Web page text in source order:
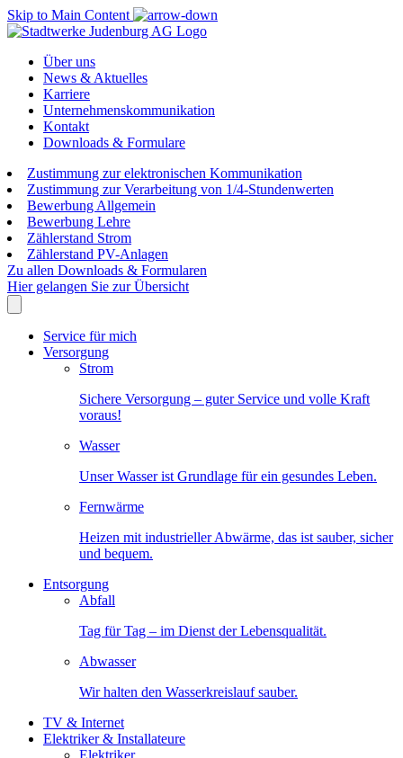
Skip to Main Content
Über uns
News & Aktuelles
Karriere
Unternehmenskommunikation
Kontakt
Downloads & Formulare
Zustimmung zur elektronischen Kommunikation
Zustimmung zur Verarbeitung von 1/4-Stundenwerten
Bewerbung Allgemein
Bewerbung Lehre
Zählerstand Strom
Zählerstand PV-Anlagen
Zu allen Downloads & Formularen
Hier gelangen Sie zur Übersicht
Service für mich
Versorgung
Strom
Sichere Versorgung – guter Service und volle Kraft
voraus!
Wasser
Unser Wasser ist Grundlage für ein gesundes Leben.
Fernwärme
Heizen mit industrieller Abwärme, das ist sauber, sicher
und bequem.
Entsorgung
Abfall
Tag für Tag – im Dienst der Lebensqualität.
Abwasser
Wir halten den Wasserkreislauf sauber.
TV & Internet
Elektriker & Installateure
Elektriker